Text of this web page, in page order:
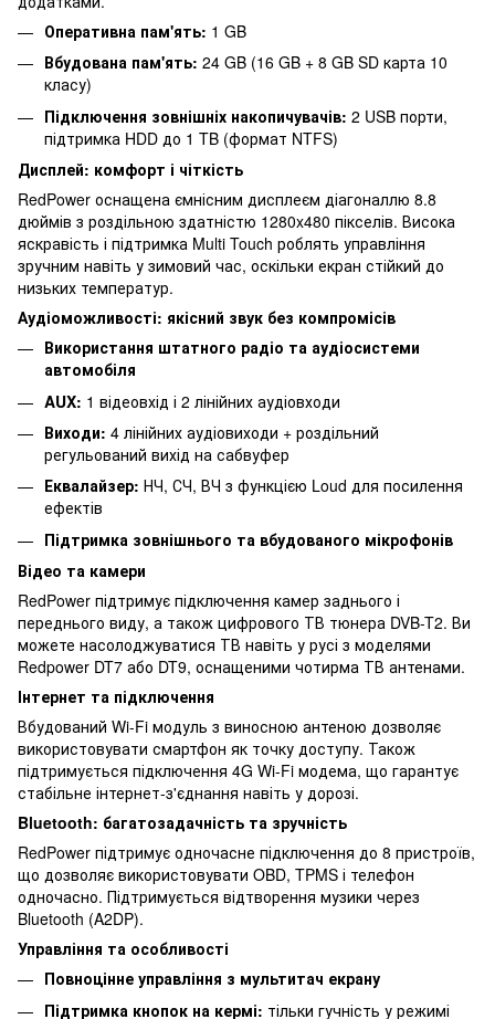
Оперативна пам'ять: 1 GB
Вбудована пам'ять: 24 GB (16 GB + 8 GB SD карта 10
класу)
Підключення зовнішніх накопичувачів: 2 USB порти,
підтримка HDD до 1 TB (формат NTFS)
Дисплей: комфорт і чіткість
RedPower оснащена ємнісним дисплеєм діагоналлю 8.8
дюймів з роздільною здатністю 1280x480 пікселів. Висока
яскравість і підтримка Multi Touch роблять управління
зручним навіть у зимовий час, оскільки екран стійкий до
низьких температур.
Аудіоможливості: якісний звук без компромісів
Використання штатного радіо та аудіосистеми
автомобіля
AUX: 1 відеовхід і 2 лінійних аудіовходи
Виходи: 4 лінійних аудіовиходи + роздільний
регульований вихід на сабвуфер
Еквалайзер: НЧ, СЧ, ВЧ з функцією Loud для посилення
ефектів
Підтримка зовнішнього та вбудованого мікрофонів
Відео та камери
RedPower підтримує підключення камер заднього і
переднього виду, а також цифрового ТВ тюнера DVB-T2. Ви
можете насолоджуватися ТВ навіть у русі з моделями
Redpower DT7 або DT9, оснащеними чотирма ТВ антенами.
Інтернет та підключення
Вбудований Wi-Fi модуль з виносною антеною дозволяє
використовувати смартфон як точку доступу. Також
підтримується підключення 4G Wi-Fi модема, що гарантує
стабільне інтернет-з'єднання навіть у дорозі.
Bluetooth: багатозадачність та зручність
RedPower підтримує одночасне підключення до 8 пристроїв,
що дозволяє використовувати OBD, TPMS і телефон
одночасно. Підтримується відтворення музики через
Bluetooth (A2DP).
Управління та особливості
Повноцінне управління з мультитач екрану
Підтримка кнопок на кермі: тільки гучність у режимі